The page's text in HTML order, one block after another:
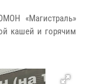
«Магистраль»
кашей и горячим